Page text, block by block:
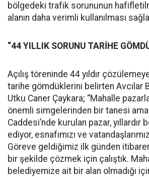
bölgedeki trafik sorununun
alanın daha verimli kullanılması
“44 YILLIK SORUNU TARİHE
Açılış töreninde 44 yıldır
tarihe gömdüklerini belirten Avcılar
Utku Caner Çaykara; “Mahalle
önemli simgelerinden bir tanesi
Caddesi’nde kurulan pazar,
ediyor, esnafımızı ve
Göreve geldiğimiz ilk günden
bir şekilde çözmek için çalıştık.
belediyemize ait bir alan olmadığı